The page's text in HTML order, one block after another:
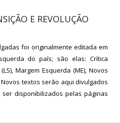
E REVOLUÇÃO
foi originalmente editada em
do país; são elas: Crítica
Margem Esquerda (ME), Novos
Novos textos serão aqui divulgados
disponibilizados pelas páginas